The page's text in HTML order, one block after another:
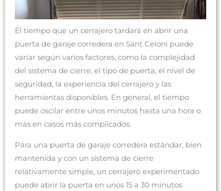
El tiempo que un cerrajero tardará en abrir una
puerta de garaje corredera en Sant Celoni puede
variar según varios factores, como la complejidad
del sistema de cierre, el tipo de puerta, el nivel de
seguridad, la experiencia del cerrajero y las
herramientas disponibles. En general, el tiempo
puede oscilar entre unos minutos hasta una hora o
más en casos más complicados.
Para una puerta de garaje corredera estándar, bien
mantenida y con un sistema de cierre
relativamente simple, un cerrajero experimentado
puede abrir la puerta en unos 15 a 30 minutos